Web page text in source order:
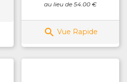
au lieu de 54.00 €
 Vue Rapide